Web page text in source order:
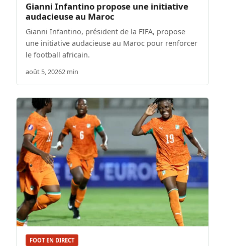
Gianni Infantino propose une initiative
audacieuse au Maroc
Gianni Infantino, président de la FIFA, propose
une initiative audacieuse au Maroc pour renforcer
le football africain.
août 5, 20262 min
FOOT EN DIRECT